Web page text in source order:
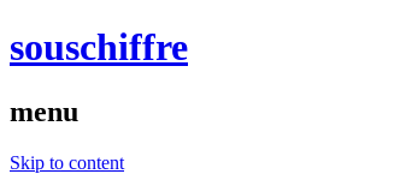
souschiffre
menu
Skip to content